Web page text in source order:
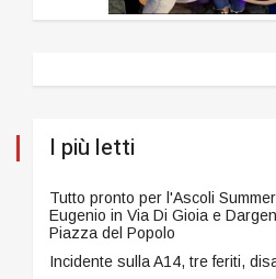
I più letti
Tutto pronto per l'Ascoli
Eugenio in Via Di Gioia e
Piazza del Popolo
Incidente sulla A14, tre feriti,